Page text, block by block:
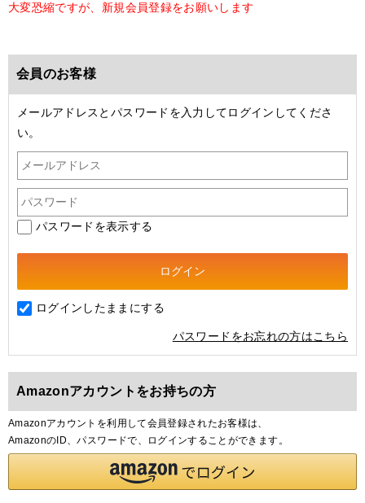
大変恐縮ですが、新規会員登録をお願いします
会員のお客様
メールアドレスとパスワードを入力してログインしてくださ
い。
パスワードを表示する
ログインしたままにする
パスワードをお忘れの方はこちら
Amazonアカウントをお持ちの方
Amazonアカウントを利用して会員登録されたお客様は、
AmazonのID、パスワードで、ログインすることができます。